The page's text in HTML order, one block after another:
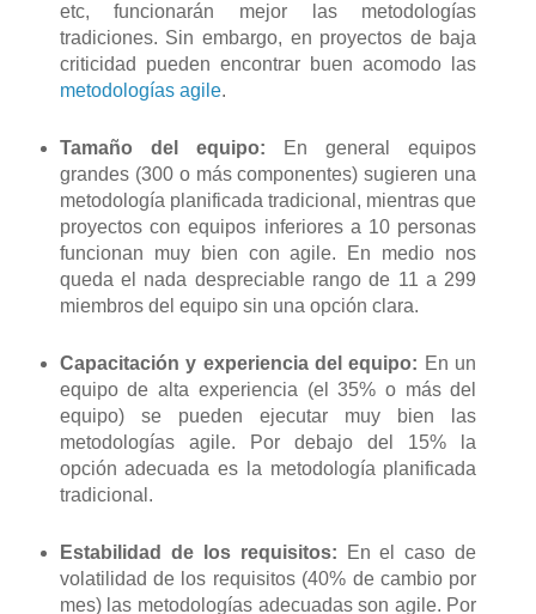
etc, funcionarán mejor las metodologías
tradiciones. Sin embargo, en proyectos de baja
criticidad pueden encontrar buen acomodo las
metodologías agile.
Tamaño del equipo:
En general equipos
grandes (300 o más componentes) sugieren una
metodología planificada tradicional, mientras que
proyectos con equipos inferiores a 10 personas
funcionan muy bien con agile. En medio nos
queda el nada despreciable rango de 11 a 299
miembros del equipo sin una opción clara.
Capacitación y experiencia del equipo: En un
equipo de alta experiencia (el 35% o más del
equipo) se pueden ejecutar muy bien las
metodologías agile. Por debajo del 15% la
opción adecuada es la metodología planificada
tradicional.
Estabilidad de los requisitos:
En el caso de
volatilidad de los requisitos (40% de cambio por
mes) las metodologías adecuadas son agile. Por